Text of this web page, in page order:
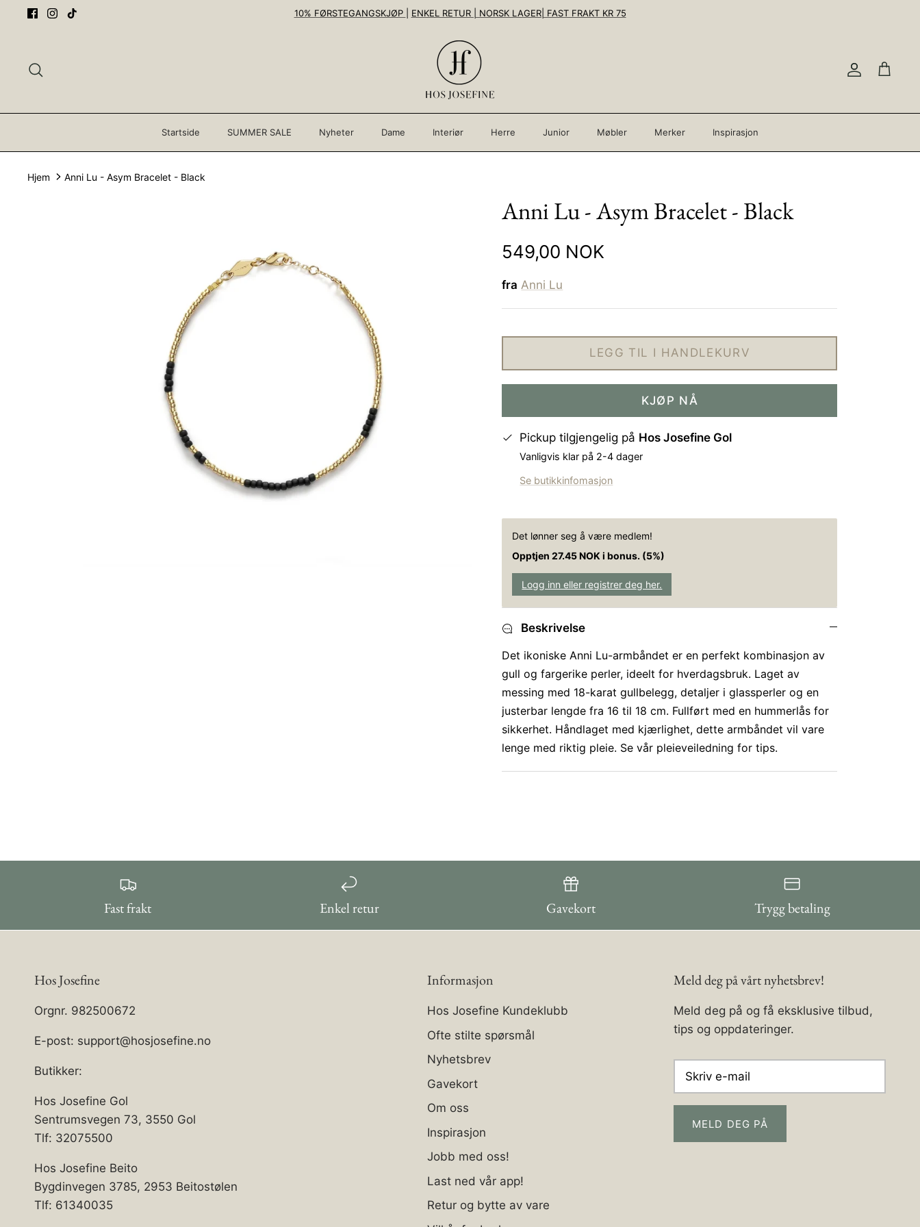
10% FØRSTEGANGSKJØP ENKEL RETUR | NORSK LAGER| FAST FRAKT KR 75
Konto
Startside SUMMER SALE Nyheter Dame Interiør Herre Junior Møbler Merker Inspirasjon
Hjem Anni Lu - Asym Bracelet - Black
Anni Lu - Asym Bracelet - Black
549,00 NOK
fra Anni Lu
LEGG TIL I HANDLEKURV
KJØP NÅ
Pickup tilgjengelig på Hos Josefine Gol
Vanligvis klar på 2-4 dager
Se butikkinfomasjon
Det lønner seg å være medlem!
Opptjen 27.45 NOK i bonus. (5%)
Logg inn eller registrer deg her.
Beskrivelse
Det ikoniske Anni Lu-armbåndet er en perfekt kombinasjon av
gull og fargerike perler, ideelt for hverdagsbruk. Laget av
messing med 18-karat gullbelegg, detaljer i glassperler og en
justerbar lengde fra 16 til 18 cm. Fullført med en hummerlås for
sikkerhet. Håndlaget med kjærlighet, dette armbåndet vil vare
lenge med riktig pleie. Se vår pleieveiledning for tips.
Fast frakt Enkel retur Gavekort Trygg betaling
Hos Josefine
Orgnr. 982500672
E-post: support@hosjosefine.no
Butikker:
Hos Josefine Gol
Sentrumsvegen 73, 3550 Gol
Tlf: 32075500
Hos Josefine Beito
Bygdinvegen 3785, 2953 Beitostølen
Tlf: 61340035
Informasjon
Hos Josefine Kundeklubb
Ofte stilte spørsmål
Nyhetsbrev
Gavekort
Om oss
Inspirasjon
Jobb med oss!
Last ned vår app!
Retur og bytte av vare
Meld deg på vårt nyhetsbrev!
Meld deg på og få eksklusive tilbud,
tips og oppdateringer.
MELD DEG PÅ